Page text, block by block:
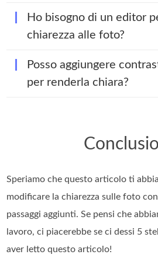
Ho bisogno di un editor
chiarezza alle foto?
Posso aggiungere
per renderla chiara?
Speriamo che questo articolo ti
modificare la chiarezza sulle foto
passaggi aggiunti. Se pensi che
lavoro, ci piacerebbe se ci dessi 5
aver letto questo articolo!